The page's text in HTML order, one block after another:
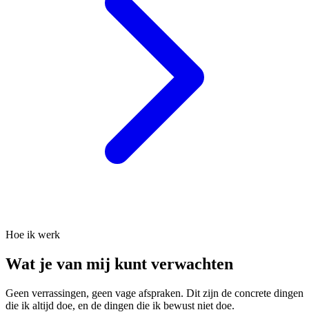
Hoe ik werk
Wat je van mij kunt verwachten
Geen verrassingen, geen vage afspraken. Dit zijn de concrete dingen
die ik altijd doe, en de dingen die ik bewust niet doe.